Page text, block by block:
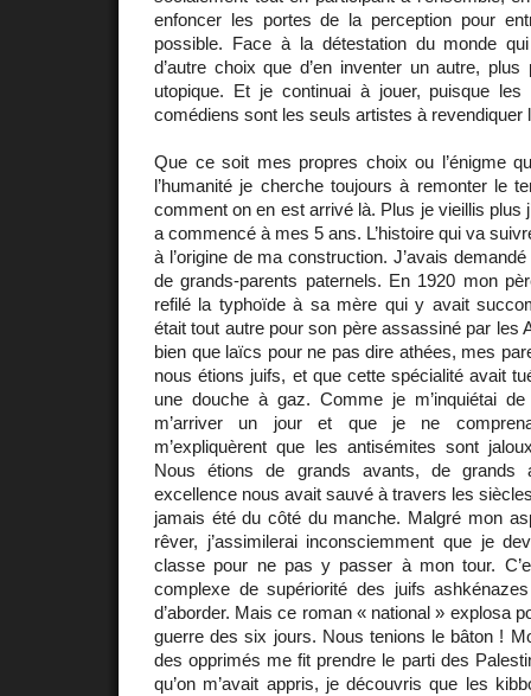
enfoncer les portes de la perception pour
possible. Face à la détestation du monde qui
d’autre choix que d’en inventer un autre,
utopique. Et je continuai à jouer, puisque
comédiens sont les seuls artistes à revendiquer
Que ce soit mes propres choix ou l’énigme
l’humanité je cherche toujours à remonter le
comment on en est arrivé là. Plus je vieillis plus
a commencé à mes 5 ans. L’histoire qui va
à l’origine de ma construction. J’avais
de grands-parents paternels. En 1920 mon
refilé la typhoïde à sa mère qui y avait
était tout autre pour son père assassiné par les
bien que laïcs pour ne pas dire athées, mes
nous étions juifs, et que cette spécialité avait
une douche à gaz. Comme je m’inquiétai
m’arriver un jour et que je ne
m’expliquèrent que les antisémites sont
Nous étions de grands avants, de grands
excellence nous avait sauvé à travers les
jamais été du côté du manche. Malgré mon
rêver, j’assimilerai inconsciemment que je
classe pour ne pas y passer à mon tour.
complexe de supériorité des juifs
d’aborder. Mais ce roman « national » explosa
guerre des six jours. Nous tenions le bâton !
des opprimés me fit prendre le parti des
qu’on m’avait appris, je découvris que les